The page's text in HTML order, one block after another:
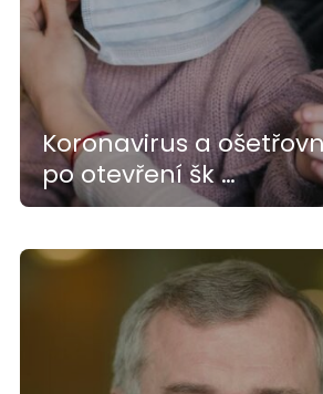
Koronavirus a
po otevření šk …